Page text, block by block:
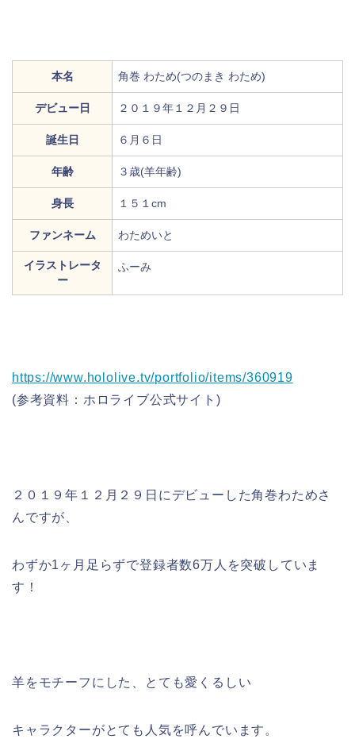
本名 角巻 わため(つのまき わため)
デビュー日 ２０１９年１２月２９日
誕生日 ６月６日
年齢 ３歳(羊年齢)
身長 １５１cm
ファンネーム わためいと
イラストレータ
ー
ふーみ
https://www.hololive.tv/portfolio/items/360919
(参考資料：ホロライブ公式サイト)
２０１９年１２月２９日にデビューした角巻わためさ
んですが、
わずか1ヶ月足らずで登録者数6万人 を突破していま
す！
羊をモチーフ にした、とても愛くるしい
キャラクターがとても人気を呼んでいます。